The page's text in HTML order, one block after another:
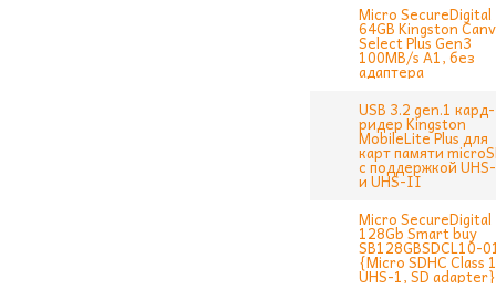
Micro SecureDigital
64GB Kingston
Select Plus Gen3
100MB/s A1, без
адаптера
USB 3.2 gen.1 кард-
ридер Kingston
MobileLite Plus для
карт памяти
с поддержкой
и UHS-II
Micro SecureDigital
128Gb Smart buy
SB128GBSDCL10-
{Micro SDHC Class
UHS-1, SD adapter}